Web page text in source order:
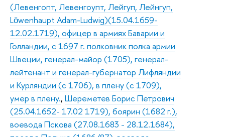
(Левенгопт, Левенгоупт, Лейгуп, Лейнгуп,
Lӧwenhaupt Adam-Ludwig)(15.04.1659-
12.02.1719), офицер в армиях Баварии и
Голландии, с 1697 г. полковник полка армии
Швеции, генерал-майор (1705), генерал-
лейтенант и генерал-губернатор Лифляндии
и Курляндии (с 1706), в плену (с 1709),
умер в плену., Шереметев Борис Петрович
(25.04.1652- 17.02 1719), боярин (1682 г.),
воевода Пскова (27.08.1683 - 28.12.1684),